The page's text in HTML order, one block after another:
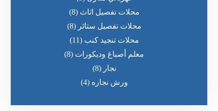
محلات تفصيل اثاث (8)
محلات تفصيل ستائر (8)
محلات تنجيد كنب (11)
معلم أصباغ وديكورات (8)
نجار (8)
ورش نجاره (4)